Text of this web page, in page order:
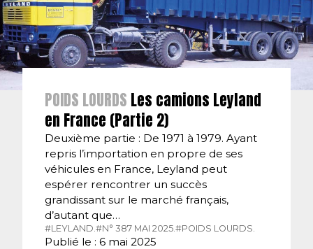
POIDS LOURDS Les camions Leyland
en France (Partie 2)
Deuxième partie : De 1971 à 1979. Ayant
repris l’importation en propre de ses
véhicules en France, Leyland peut
espérer rencontrer un succès
grandissant sur le marché français,
d’autant que…
#LEYLAND. #N° 387 MAI 2025. #POIDS LOURDS.
Publié le : 6 mai 2025